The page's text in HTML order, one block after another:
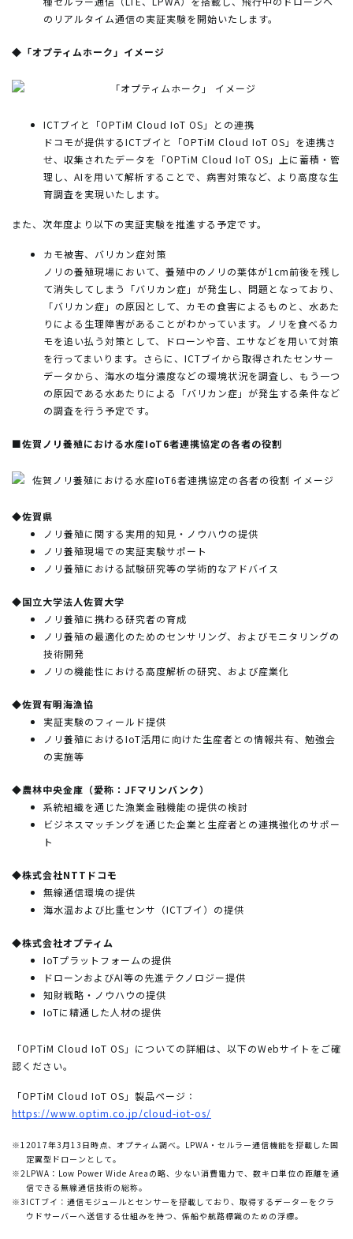
のリアルタイム通信の実証実験を開始いたします。
◆「オプティムホーク」イメージ
ICTブイと「OPTiM Cloud IoT OS」との連携
ドコモが提供するICTブイと「OPTiM Cloud IoT OS」を連携さ
せ、収集されたデータを「OPTiM Cloud IoT OS」上に蓄積・管
理し、AIを用いて解析することで、病害対策など、より高度な生
育調査を実現いたします。
また、次年度より以下の実証実験を推進する予定です。
カモ被害、バリカン症対策
ノリの養殖現場において、養殖中のノリの葉体が1cm前後を残し
て消失してしまう「バリカン症」が発生し、問題となっており、
「バリカン症」の原因として、カモの食害によるものと、水あた
りによる生理障害があることがわかっています。ノリを食べるカ
モを追い払う対策として、ドローンや音、エサなどを用いて対策
を行ってまいります。さらに、ICTブイから取得されたセンサー
データから、海水の塩分濃度などの環境状況を調査し、もう一つ
の原因である水あたりによる「バリカン症」が発生する条件など
の調査を行う予定です。
■佐賀ノリ養殖における水産IoT6者連携協定の各者の役割
◆佐賀県
ノリ養殖に関する実用的知見・ノウハウの提供
ノリ養殖現場での実証実験サポート
ノリ養殖における試験研究等の学術的なアドバイス
◆国立大学法人佐賀大学
ノリ養殖に携わる研究者の育成
ノリ養殖の最適化のためのセンサリング、およびモニタリングの
技術開発
ノリの機能性における高度解析の研究、および産業化
◆佐賀有明海漁協
実証実験のフィールド提供
ノリ養殖におけるIoT活用に向けた生産者との情報共有、勉強会
の実施等
◆農林中央金庫（愛称：JFマリンバンク）
系統組織を通じた漁業金融機能の提供の検討
ビジネスマッチングを通じた企業と生産者との連携強化のサポー
ト
◆株式会社NTTドコモ
無線通信環境の提供
海水温および比重センサ（ICTブイ）の提供
◆株式会社オプティム
IoTプラットフォームの提供
ドローンおよびAI等の先進テクノロジー提供
知財戦略・ノウハウの提供
IoTに精通した人材の提供
「OPTiM Cloud IoT OS」についての詳細は、以下のWebサイトをご確
認ください。
「OPTiM Cloud IoT OS」製品ページ：
https://www.optim.co.jp/cloud-iot-os/
※1 2017年3月13日時点、オプティム調べ。LPWA・セルラー通信機能を搭載した固
定翼型ドローンとして。
※2 LPWA：Low Power Wide Areaの略、少ない消費電力で、数キロ単位の距離を通
信できる無線通信技術の総称。
※3 ICTブイ：通信モジュールとセンサーを搭載しており、取得するデーターをクラ
ウドサーバーへ送信する仕組みを持つ、係船や航路標識のための浮標。